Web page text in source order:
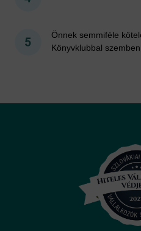
Önnek semmiféle
Könyvklubbal